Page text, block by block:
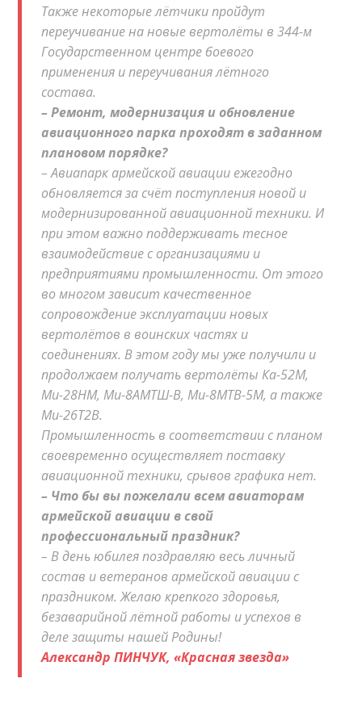
Также некоторые лётчики пройдут
переучивание на новые вертолёты в 344-м
Государственном центре боевого
применения и переучивания лётного
состава.
– Ремонт, модернизация и обновление
авиационного парка проходят в заданном
плановом порядке?
– Авиапарк армейской авиации ежегодно
обновляется за счёт поступления новой и
модернизированной авиационной техники. И
при этом важно поддерживать тесное
взаимодействие с организациями и
предприятиями промышленности. От этого
во многом зависит качественное
сопровождение эксплуатации новых
вертолётов в воинских частях и
соединениях. В этом году мы уже получили и
продолжаем получать вертолёты Ка-52М,
Ми-28НМ, Ми-8АМТШ-В, Ми-8МТВ-5М, а также
Ми-26Т2В.
Промышленность в соответствии с планом
своевременно осуществляет поставку
авиационной техники, срывов графика нет.
– Что бы вы пожелали всем авиаторам
армейской авиации в свой
профессиональный праздник?
– В день юбилея поздравляю весь личный
состав и ветеранов армейской авиации с
праздником. Желаю крепкого здоровья,
безаварийной лётной работы и успехов в
деле защиты нашей Родины!
Александр ПИНЧУК, «Красная звезда»